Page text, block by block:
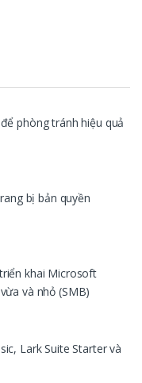
phòng tránh hiệu quả
bị bản quyền
khai Microsoft
và nhỏ (SMB)
Lark Suite Starter và